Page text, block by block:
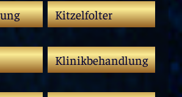
Kitzelfolter
Klinikbehandlung